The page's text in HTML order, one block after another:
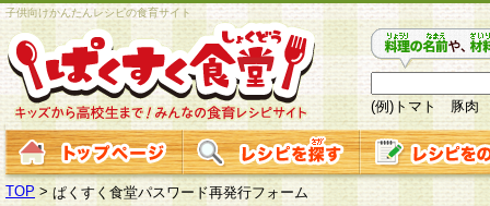
子供向けかんたんレシピの食育サイト
(例)トマト 豚肉
TOP > ぱくすく食堂パスワード再発行フォーム